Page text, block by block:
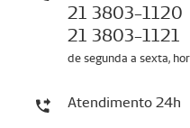
21 3803-1120
21 3803-1121
de segunda a sexta,
Atendimento 24h